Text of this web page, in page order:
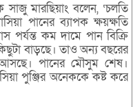
সাজু মারছিয়াং বলেন, ‘চলতি
পানের ব্যাপক ক্ষয়ক্ষতি
পর্যন্ত কম দামে পান বিক্রি
বাড়ছে। তাও অন্য বছরের
পানের মৌসুম শেষ।
পুঞ্জির অনেককে কষ্ট করে